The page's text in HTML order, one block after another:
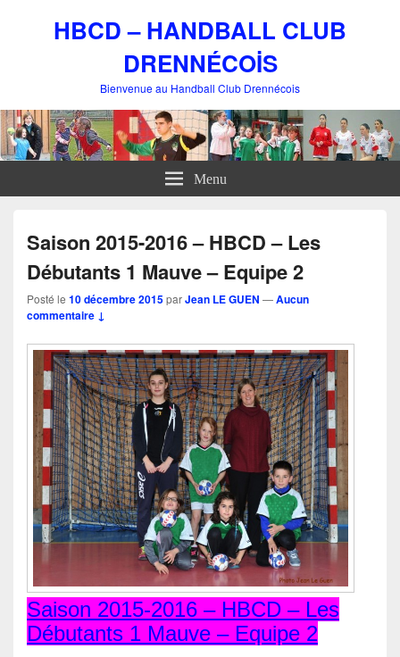
HBCD – HANDBALL CLUB
DRENNÉCOİS
Bienvenue au Handball Club Drennécois
Menu
Saison 2015-2016 – HBCD – Les
Débutants 1 Mauve – Equipe 2
Posté le 10 décembre 2015parJean LE GUEN —Aucun
commentaire ↓
Saison 2015-2016 – HBCD – Les
Débutants 1 Mauve – Equipe 2